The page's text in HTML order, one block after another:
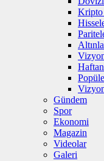
Kripto
Gündem
Spor
Ekonomi
Magazin
Videolar
Galeri